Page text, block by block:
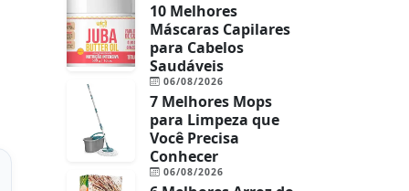
10 Melhores
Máscaras Capilares
para Cabelos
Saudáveis
06/08/2026
7 Melhores Mops
para Limpeza que
Você Precisa
Conhecer
06/08/2026